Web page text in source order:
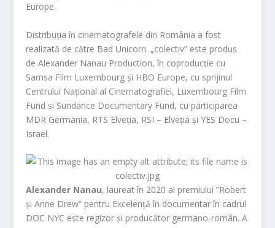
Europe.
Distribuția în cinematografele din România a fost
realizată de către Bad Unicorn. „colectiv” este produs
de Alexander Nanau Production, în coproducție cu
Samsa Film Luxembourg și HBO Europe, cu sprijinul
Centrului Național al Cinematografiei, Luxembourg Film
Fund și Sundance Documentary Fund, cu participarea
MDR Germania, RTS Elveția, RSI – Elveția și YES Docu –
Israel.
Alexander Nanau, laureat în 2020 al premiului ”Robert
și Anne Drew” pentru Excelență în documentar în cadrul
DOC NYC este regizor și producător germano-român. A